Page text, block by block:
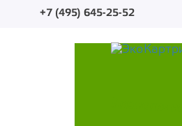
+7 (495) 645-25-52